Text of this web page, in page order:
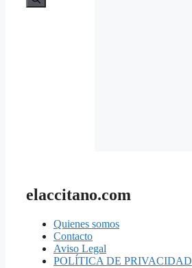
elaccitano.com
Quienes somos
Contacto
Aviso Legal
POLÍTICA DE PRIVACIDAD